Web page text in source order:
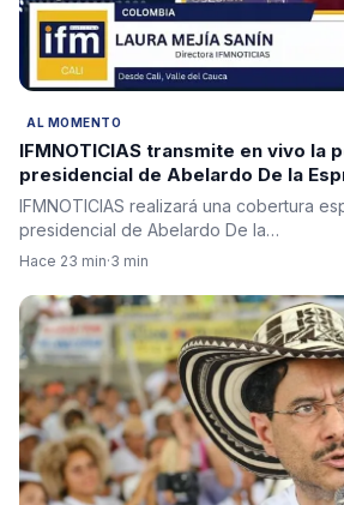
AL MOMENTO
IFMNOTICIAS transmite en vivo la
presidencial de Abelardo De la
IFMNOTICIAS realizará una cobertura
presidencial de Abelardo De la…
Hace 23 min·3 min